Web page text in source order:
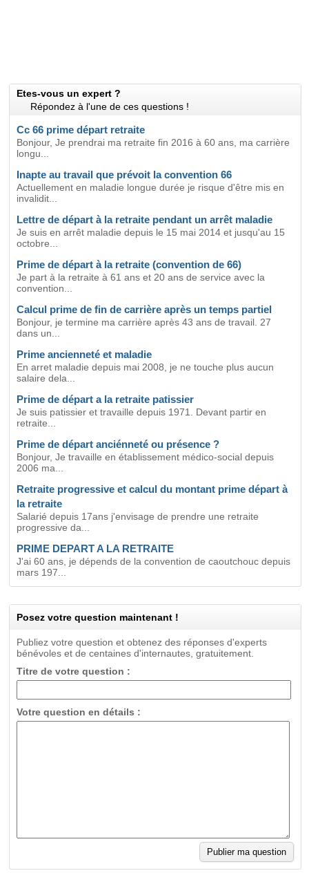
Etes-vous un expert ?
Répondez à l'une de ces questions !
Cc 66 prime départ retraite
Bonjour, Je prendrai ma retraite fin 2016 à 60 ans, ma carrière
longu...
Inapte au travail que prévoit la convention 66
Actuellement en maladie longue durée je risque d'être mis en
invalidit...
Lettre de départ à la retraite pendant un arrêt maladie
Je suis en arrêt maladie depuis le 15 mai 2014 et jusqu'au 15
octobre...
Prime de départ à la retraite (convention de 66)
Je part à la retraite à 61 ans et 20 ans de service avec la
convention...
Calcul prime de fin de carrière après un temps partiel
Bonjour, je termine ma carrière après 43 ans de travail. 27
dans un...
Prime ancienneté et maladie
En arret maladie depuis mai 2008, je ne touche plus aucun
salaire dela...
Prime de départ a la retraite patissier
Je suis patissier et travaille depuis 1971. Devant partir en
retraite...
Prime de départ anciénneté ou présence ?
Bonjour, Je travaille en établissement médico-social depuis
2006 ma...
Retraite progressive et calcul du montant prime départ à
la retraite
Salarié depuis 17ans j'envisage de prendre une retraite
progressive da...
PRIME DEPART A LA RETRAITE
J'ai 60 ans, je dépends de la convention de caoutchouc depuis
mars 197...
Posez votre question maintenant !
Publiez votre question et obtenez des réponses d'experts
bénévoles et de centaines d'internautes, gratuitement.
Titre de votre question :
Votre question en détails :